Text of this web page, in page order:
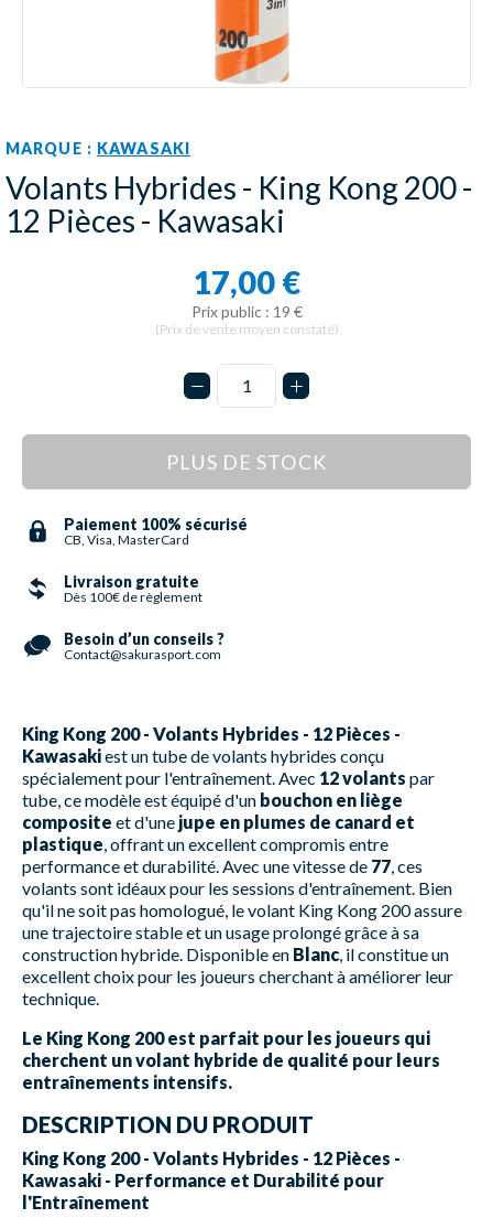
MARQUE : KAWASAKI
Volants Hybrides - King Kong 200 -
12 Pièces - Kawasaki
17,00 €
Prix public : 19 €
(Prix de vente moyen constaté)
PLUS DE STOCK
Paiement 100% sécurisé
CB, Visa, MasterCard
Livraison gratuite
Dès 100€ de règlement
Besoin d’un conseils ?
Contact@sakurasport.com
King Kong 200 - Volants Hybrides - 12 Pièces -
Kawasakiest un tube de volants hybrides conçu
spécialement pour l'entraînement. Avec 12 volants par
tube, ce modèle est équipé d'un bouchon en liège
composite et d'une jupe en plumes de canard et
plastique , offrant un excellent compromis entre
performance et durabilité. Avec une vitesse de 77 , ces
volants sont idéaux pour les sessions d'entraînement. Bien
qu'il ne soit pas homologué, le volant King Kong 200 assure
une trajectoire stable et un usage prolongé grâce à sa
construction hybride. Disponible en Blanc , il constitue un
excellent choix pour les joueurs cherchant à améliorer leur
technique.
Le King Kong 200 est parfait pour les joueurs qui
cherchent un volant hybride de qualité pour leurs
entraînements intensifs.
DESCRIPTION DU PRODUIT
King Kong 200 - Volants Hybrides - 12 Pièces -
Kawasaki - Performance et Durabilité pour
l'Entraînement